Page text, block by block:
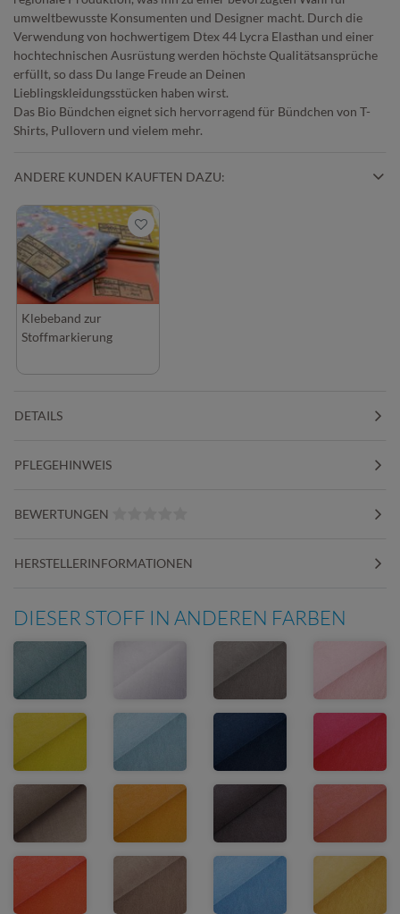
umweltbewusste Konsumenten und Designer macht. Durch die
Verwendung von hochwertigem Dtex 44 Lycra Elasthan und einer
hochtechnischen Ausrüstung werden höchste Qualitätsansprüche
erfüllt, so dass Du lange Freude an Deinen
Lieblingskleidungsstücken haben wirst.
Das Bio Bündchen eignet sich hervorragend für Bündchen von T-
Shirts, Pullovern und vielem mehr.
ANDERE KUNDEN KAUFTEN DAZU:
Klebeband zur
Stoffmarkierung
DETAILS
PFLEGEHINWEIS
BEWERTUNGEN
HERSTELLERINFORMATIONEN
DIESER STOFF IN ANDEREN FARBEN